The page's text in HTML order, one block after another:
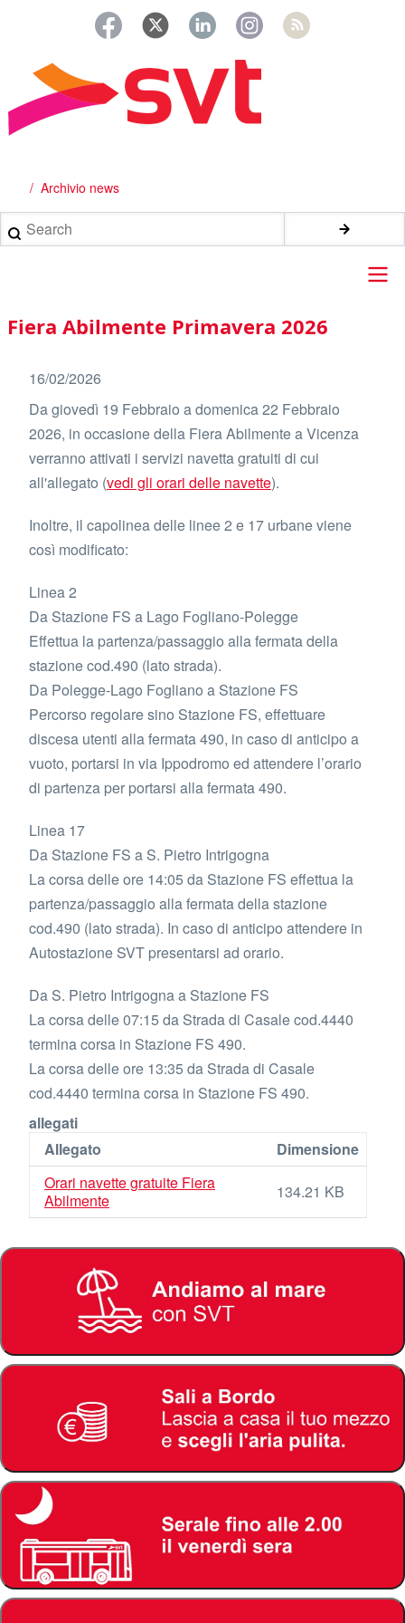
principale
Briciole
di
pane
Archivio news
Search
Main
navigation
Fiera Abilmente Primavera 2026
16/02/2026
Da giovedì 19 Febbraio a domenica 22 Febbraio
2026, in occasione della Fiera Abilmente a Vicenza
verranno attivati i servizi navetta gratuiti di cui
all'allegato (vedi gli orari delle navette).
Inoltre, il capolinea delle linee 2 e 17 urbane viene
così modificato:
Linea 2
Da Stazione FS a Lago Fogliano-Polegge
Effettua la partenza/passaggio alla fermata della
stazione cod.490 (lato strada).
Da Polegge-Lago Fogliano a Stazione FS
Percorso regolare sino Stazione FS, effettuare
discesa utenti alla fermata 490, in caso di anticipo a
vuoto, portarsi in via Ippodromo ed attendere l’orario
di partenza per portarsi alla fermata 490.
Linea 17
Da Stazione FS a S. Pietro Intrigogna
La corsa delle ore 14:05 da Stazione FS effettua la
partenza/passaggio alla fermata della stazione
cod.490 (lato strada). In caso di anticipo attendere in
Autostazione SVT presentarsi ad orario.
Da S. Pietro Intrigogna a Stazione FS
La corsa delle 07:15 da Strada di Casale cod.4440
termina corsa in Stazione FS 490.
La corsa delle ore 13:35 da Strada di Casale
cod.4440 termina corsa in Stazione FS 490.
allegati
Allegato
Dimensione
Orari navette gratuite Fiera
Abilmente
134.21 KB